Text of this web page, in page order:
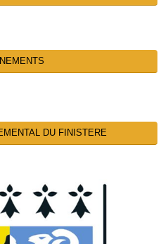
DU FINISTERE